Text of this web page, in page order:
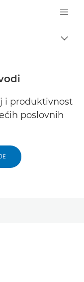
Logo, back to
i produktivnost
poslovnih